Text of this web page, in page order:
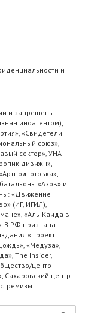
и
и запрещены
иноагентом),
«Свидетели
союз»,
сектор», УНА-
дивижн»,
«Азов» и
«Движение
(ИГ, ИГИЛ),
«Аль-Каида в
В РФ признана
«Проект
«Медуза»,
The Insider,
центр
центр.